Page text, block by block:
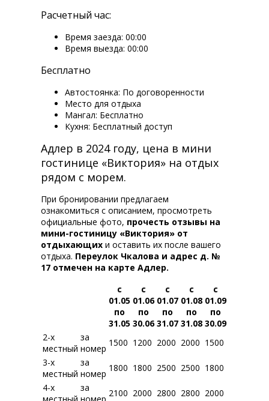
Расчетный час:
Время заезда: 00:00
Время выезда: 00:00
Бесплатно
Автостоянка: По договоренности
Место для отдыха
Мангал: Бесплатно
Кухня: Бесплатный доступ
Адлер в 2024 году, цена в мини
гостинице «Виктория» на отдых
рядом с морем.
При бронировании предлагаем
ознакомиться с описанием, просмотреть
официальные фото, прочесть отзывы на
мини-гостиницу «Виктория» от
отдыхающих и оставить их после вашего
отдыха. Переулок Чкалова и адрес д. №
17 отмечен на карте Адлер.
с
01.05
по
31.05
с
01.06
по
30.06
с
01.07
по
31.07
с
01.08
по
31.08
с
01.09
по
30.09
2-х
местный
за
номер
1500 1200 2000 2000 1500
3-х
местный
за
номер
1800 1800 2500 2500 1800
4-х
за
2100 2000 2800 2800 2000